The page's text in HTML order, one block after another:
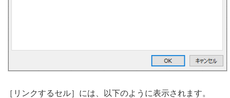
［リンクするセル］には、以下のように表示されます。